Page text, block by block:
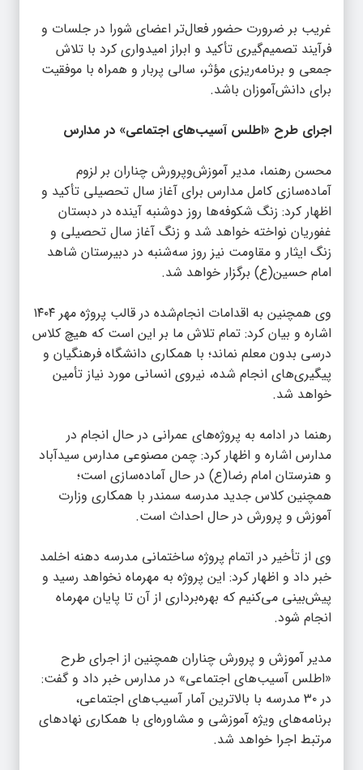
غریب بر ضرورت حضور فعال‌تر اعضای شورا در جلسات و
فرآیند تصمیم‌گیری تأکید و ابراز امیدواری کرد با تلاش
جمعی و برنامه‌ریزی مؤثر، سالی پربار و همراه با موفقیت
برای دانش‌آموزان باشد.
اجرای طرح «اطلس آسیب‌های اجتماعی» در مدارس
محسن رهنما، مدیر آموزش‌وپرورش چناران بر لزوم
آماده‌سازی کامل مدارس برای آغاز سال تحصیلی تأکید و
اظهار کرد: زنگ شکوفه‌ها روز دوشنبه آینده در دبستان
غفوریان نواخته خواهد شد و زنگ آغاز سال تحصیلی و
زنگ ایثار و مقاومت نیز روز سه‌شنبه در دبیرستان شاهد
امام حسین(ع) برگزار خواهد شد.
وی همچنین به اقدامات انجام‌شده در قالب پروژه مهر ۱۴۰۴
اشاره و بیان کرد: تمام تلاش ما بر این است که هیچ کلاس
درسی بدون معلم نماند؛ با همکاری دانشگاه فرهنگیان و
پیگیری‌های انجام شده، نیروی انسانی مورد نیاز تأمین
خواهد شد.
رهنما در ادامه به پروژه‌های عمرانی در حال انجام در
مدارس اشاره و اظهار کرد: چمن مصنوعی مدارس سیدآباد
و هنرستان امام رضا(ع) در حال آماده‌سازی است؛
همچنین کلاس جدید مدرسه سمندر با همکاری وزارت
آموزش و پرورش در حال احداث است.
وی از تأخیر در اتمام پروژه ساختمانی مدرسه دهنه اخلمد
خبر داد و اظهار کرد: این پروژه به مهرماه نخواهد رسید و
پیش‌بینی می‌کنیم که بهره‌برداری از آن تا پایان مهرماه
انجام شود.
مدیر آموزش و پرورش چناران همچنین از اجرای طرح
«اطلس آسیب‌های اجتماعی» در مدارس خبر داد و گفت:
در ۳۰ مدرسه با بالاترین آمار آسیب‌های اجتماعی،
برنامه‌های ویژه آموزشی و مشاوره‌ای با همکاری نهادهای
مرتبط اجرا خواهد شد.